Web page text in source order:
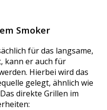
Smoker
für das langsame,
kann er auch für
Hierbei wird das
gelegt, ähnlich wie
direkte Grillen im